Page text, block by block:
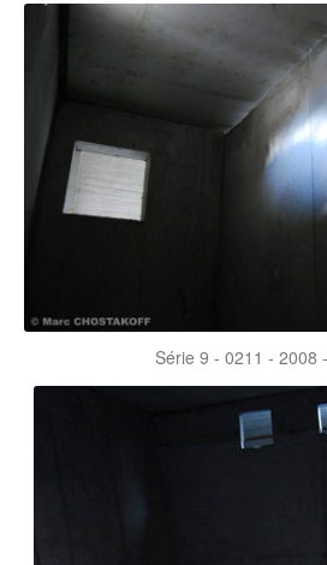
Série 9 - 0211 - 2008